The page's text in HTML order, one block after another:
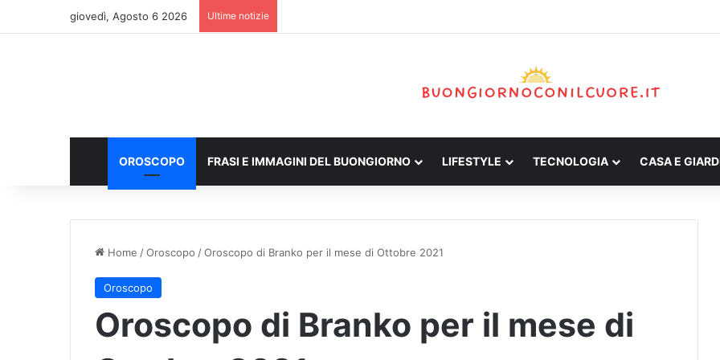
giovedì, Agosto 6 2026 Ultime notizie
OROSCOPO FRASI E IMMAGINI DEL BUONGIORNO LIFESTYLE TECNOLOGIA CASA E
Home /Oroscopo /Oroscopo di Branko per il mese di Ottobre 2021
Oroscopo
Oroscopo di Branko per il mese di